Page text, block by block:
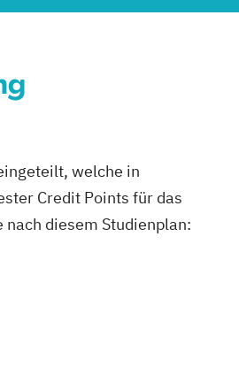
welche in
Credit Points für das
diesem Studienplan: